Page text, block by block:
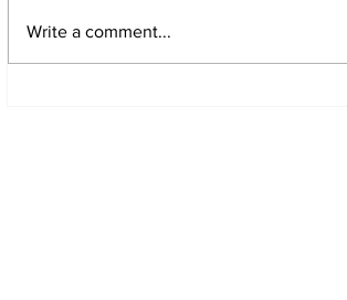
RRB Group D Admit Card
Write a comment...